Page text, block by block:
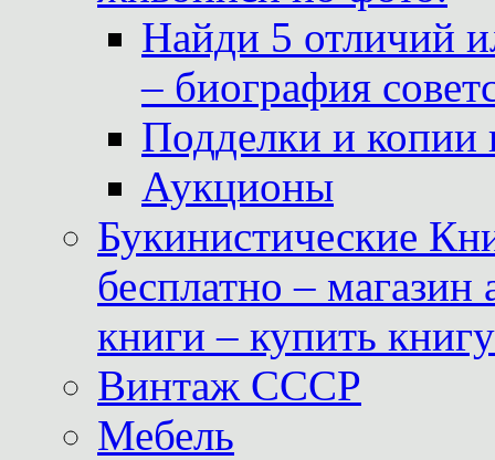
Найди 5 отличий
– биография
Подделки и копии
Аукционы
Букинистические
бесплатно –
книги – купить
Винтаж СССР
Мебель